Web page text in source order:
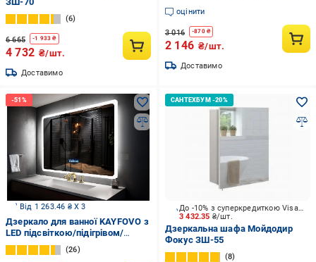
6
6 665 -1 933 ₴
4 732 ₴/шт.
Доставимо
(sr25-vt51-white)
оцінити
3 016 -870₴
2 146 ₴/шт.
Доставимо
Від 1 263.46 ₴ X 3
Дзеркало для ванної KAYFOVO з
LED підсвіткою/підігрівом/
сенсорним смарт дисплеєм
80х60 см (334167)
26
3 432.35 ₴/шт.
До -10% з суперкредиткою Visa Вигода
Дзеркальна шафа Мойдодир
Фокус ЗШ-55
8